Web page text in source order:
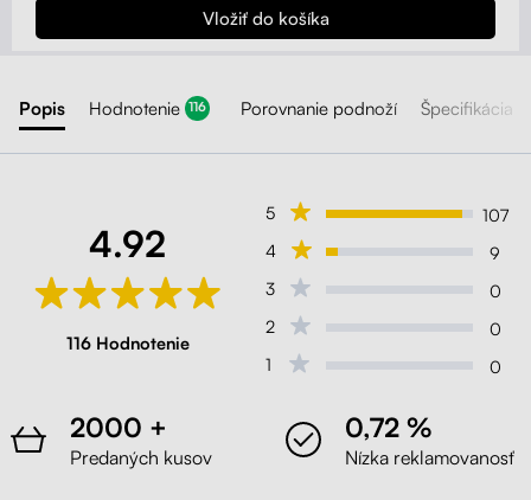
Popis Hodnotenie 116 Porovnanie podnoží Špecifikácia
4.92
116 Hodnotenie
5
107
4
9
3
0
2
0
1
0
2000 +
Predaných kusov
0,72 %
Nízka reklamovanosť